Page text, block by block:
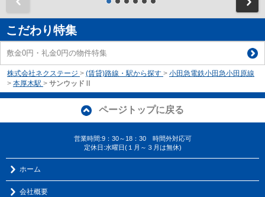
こだわり特集
敷金0円・礼金0円の物件特集
株式会社ネクステージ > (賃貸)路線・駅から探す > 小田急電鉄小田急小田原線
> 本厚木駅 > サンウッドⅡ
ページトップに戻る
営業時間:9：30～18：30 時間外対応可
定休日:水曜日(１月～３月は無休)
ホーム
会社概要